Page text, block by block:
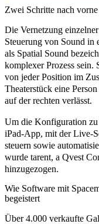
Zwei Schritte nach
Die Vernetzung
Steuerung von Sound in
als Spatial Sound
komplexer Prozess sein.
von jeder Position im
Theaterstück eine
auf der rechten verlässt.
Um die Konfiguration zu
iPad-App, mit der Live-
steuern sowie
wurde tarent, a Qvest
hinzugezogen.
Wie Software mit
begeistert
Über 4.000 verkaufte